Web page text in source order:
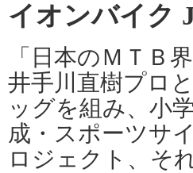
イオンバイク
「日本のＭＴＢ
井手川直樹プロ
ッグを組み、小
成・スポーツサ
ロジェクト、そ